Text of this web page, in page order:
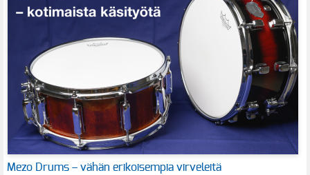
Mezo Drums – vähän erikoisempia virveleitä